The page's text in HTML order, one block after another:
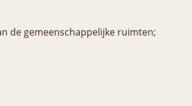
de gemeenschappelijke ruimten;